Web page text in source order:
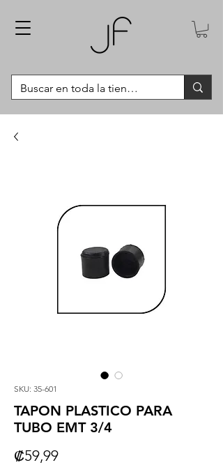
SKU: 35-601
TAPON PLASTICO PARA
TUBO EMT 3/4
₡59,99Precio